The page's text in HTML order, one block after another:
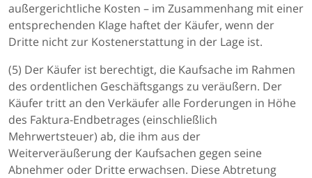
außergerichtliche Kosten – im Zusammenhang mit einer
entsprechenden Klage haftet der Käufer, wenn der
Dritte nicht zur Kostenerstattung in der Lage ist.
(5) Der Käufer ist berechtigt, die Kaufsache im Rahmen
des ordentlichen Geschäftsgangs zu veräußern. Der
Käufer tritt an den Verkäufer alle Forderungen in Höhe
des Faktura-Endbetrages (einschließlich
Mehrwertsteuer) ab, die ihm aus der
Weiterveräußerung der Kaufsachen gegen seine
Abnehmer oder Dritte erwachsen. Diese Abtretung